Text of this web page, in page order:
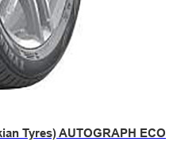
Tyres) AUTOGRAPH ECO